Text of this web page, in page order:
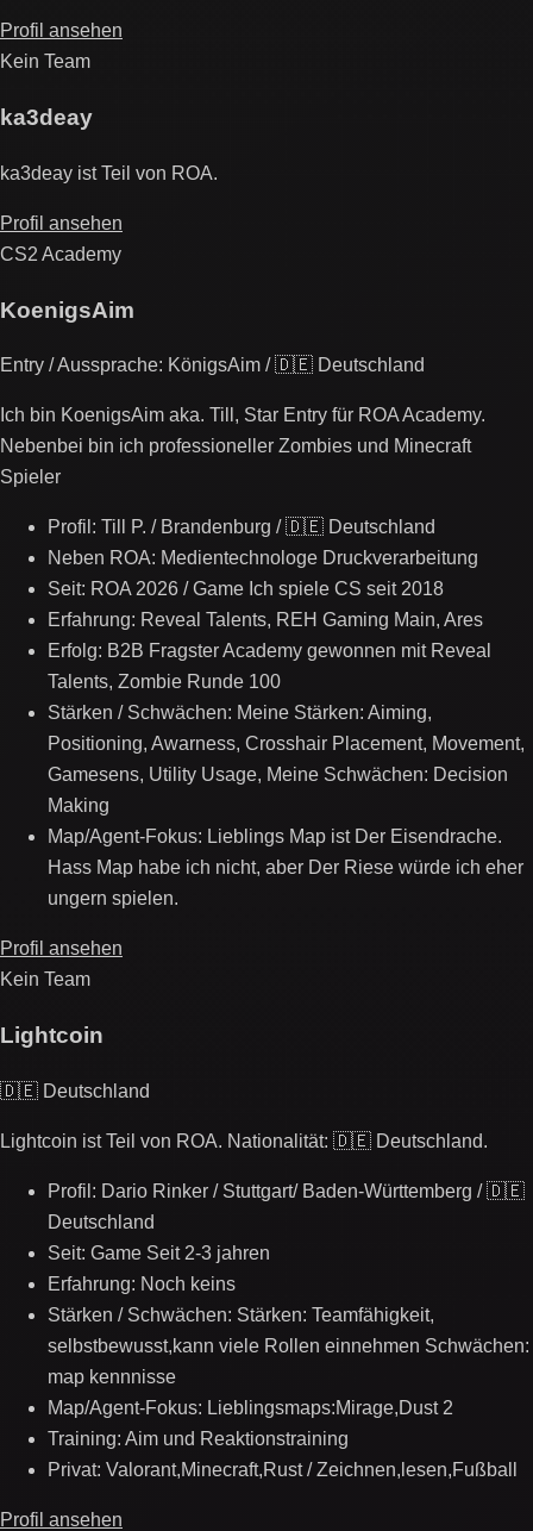
Profil ansehen
Kein Team
ka3deay
ka3deay ist Teil von ROA.
Profil ansehen
CS2 Academy
KoenigsAim
Entry / Aussprache: KönigsAim / 🇩🇪 Deutschland
Ich bin KoenigsAim aka. Till, Star Entry für ROA Academy.
Nebenbei bin ich professioneller Zombies und Minecraft
Spieler
Profil: Till P. / Brandenburg / 🇩🇪 Deutschland
Neben ROA: Medientechnologe Druckverarbeitung
Seit: ROA 2026 / Game Ich spiele CS seit 2018
Erfahrung: Reveal Talents, REH Gaming Main, Ares
Erfolg: B2B Fragster Academy gewonnen mit Reveal
Talents, Zombie Runde 100
Stärken / Schwächen: Meine Stärken: Aiming,
Positioning, Awarness, Crosshair Placement, Movement,
Gamesens, Utility Usage, Meine Schwächen: Decision
Making
Map/Agent-Fokus: Lieblings Map ist Der Eisendrache.
Hass Map habe ich nicht, aber Der Riese würde ich eher
ungern spielen.
Profil ansehen
Kein Team
Lightcoin
🇩🇪 Deutschland
Lightcoin ist Teil von ROA. Nationalität: 🇩🇪 Deutschland.
Profil: Dario Rinker / Stuttgart/ Baden-Württemberg / 🇩🇪
Deutschland
Seit: Game Seit 2-3 jahren
Erfahrung: Noch keins
Stärken / Schwächen: Stärken: Teamfähigkeit,
selbstbewusst,kann viele Rollen einnehmen Schwächen:
map kennnisse
Map/Agent-Fokus: Lieblingsmaps:Mirage,Dust 2
Training: Aim und Reaktionstraining
Privat: Valorant,Minecraft,Rust / Zeichnen,lesen,Fußball
Profil ansehen